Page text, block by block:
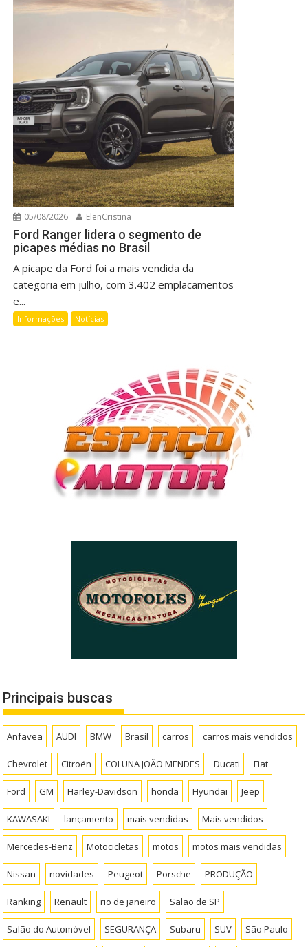
05/08/2026 ElenCristina
Ford Ranger lidera o segmento de
picapes médias no Brasil
A picape da Ford foi a mais vendida da
categoria em julho, com 3.402 emplacamentos
e...
Informações Notícias
Principais buscas
Anfavea AUDI BMW Brasil carros carros mais vendidos
Chevrolet Citroën COLUNA JOÃO MENDES Ducati Fiat
Ford GM Harley-Davidson honda Hyundai Jeep
KAWASAKI lançamento mais vendidas Mais vendidos
Mercedes-Benz Motocicletas motos motos mais vendidas
Nissan novidades Peugeot Porsche PRODUÇÃO
Ranking Renault rio de janeiro Salão de SP
Salão do Automóvel SEGURANÇA Subaru SUV São Paulo